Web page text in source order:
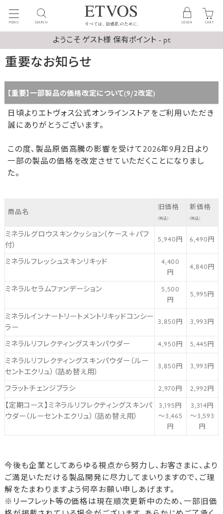
MENU SEARCH LOGIN CART
ようこそ ゲスト様 保有ポイント - pt
重要なお知らせ
【重要】一部製品の価格改定について(9/2改定)
日頃よりエトヴォス公式オンラインストアをご利用いただき
誠にありがとうございます。
この度、製品原価高騰の影響を受けて2026年9月2日より
一部の製品の価格を改定させていただくことになりまし
た。
商品名
旧価格
(税込)
新価格
(税込)
ミネラルグロウスキンクッション（ケース＋パフ
付）
5,940円 6,490円
ミネラルフレッシュスキンリキッド
4,400
円
4,840円
ミネラルセラムファンデーション
5,500
円
5,995円
ミネラルインナートリートメントリキッドコンシー
ラー
3,850円 3,993円
ミネラルリフレクティングスキンパウダー 4,950円 5,445円
ミネラルリフレクティングスキンパウダー（ルー
セントエクリュ）（詰め替え用）
3,850円 3,993円
フラットチェンジブラシ 2,970円 2,992円
【定期コース】ミネラルリフレクティングスキンパ
ウダー（ルーセントエクリュ）（詰め替え用）
3,195円
～3,465
円
3,314円
～3,593
円
今後も企業としてあらゆる視点から努力し、お客さまに、より
ご満足いただける製品開発に尽力してまいりますので、ご理
解をたまわりますよう何卒お願い申しあげます。
※リーフレット等の価格は現在順次更新中のため、一部旧価